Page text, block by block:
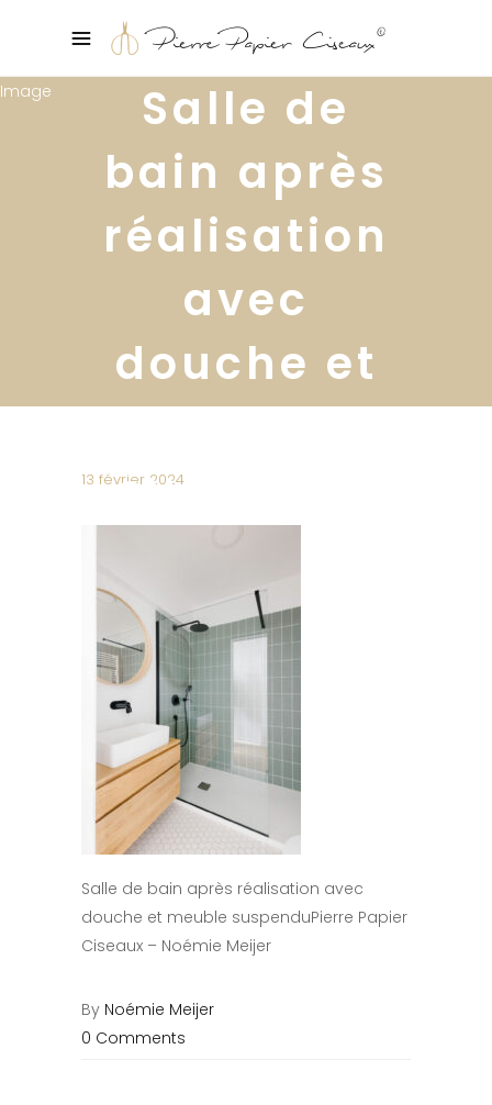
Salle de
bain après
réalisation
avec
douche et
meuble
suspendu
13 février 2024
Salle de bain après réalisation avec
douche et meuble suspenduPierre Papier
Ciseaux – Noémie Meijer
By Noémie Meijer
0 Comments